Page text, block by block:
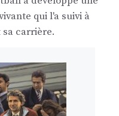
qui l'a suivi à
carrière.